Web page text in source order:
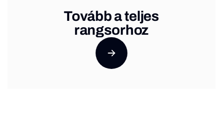
Tovább a teljes
rangsorhoz